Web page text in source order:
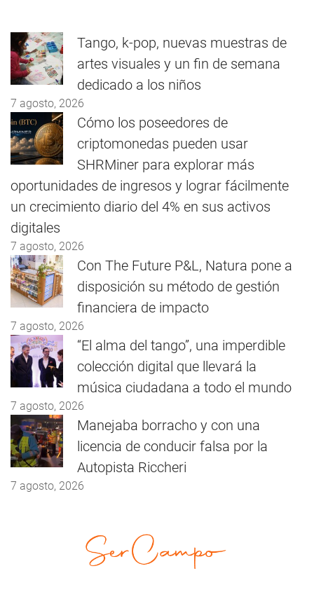
Tango, k-pop, nuevas muestras de
artes visuales y un fin de semana
dedicado a los niños
7 agosto, 2026
Cómo los poseedores de
criptomonedas pueden usar
SHRMiner para explorar más
oportunidades de ingresos y lograr fácilmente
un crecimiento diario del 4% en sus activos
digitales
7 agosto, 2026
Con The Future P&L, Natura pone a
disposición su método de gestión
financiera de impacto
7 agosto, 2026
“El alma del tango”, una imperdible
colección digital que llevará la
música ciudadana a todo el mundo
7 agosto, 2026
Manejaba borracho y con una
licencia de conducir falsa por la
Autopista Riccheri
7 agosto, 2026